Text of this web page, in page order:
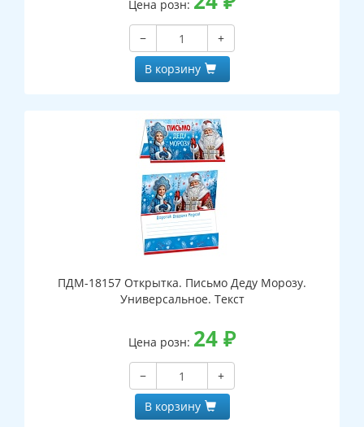
Цена розн:
−
+
В корзину
ПДМ-18157 Открытка. Письмо Деду Морозу.
Универсальное. Текст
Цена розн: 24₽
−
+
В корзину